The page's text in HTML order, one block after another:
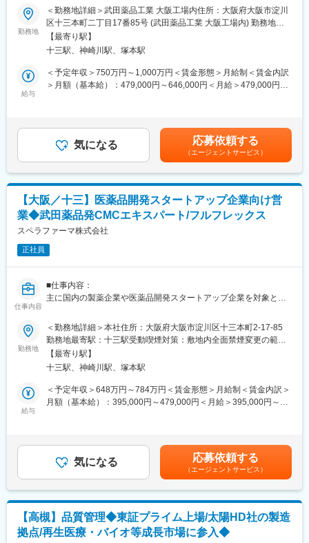
チームの中核を担って頂くことを想定しています。
・ 医薬品原薬／中間体の結晶化とプロセス開発および技術戦略の
立案
・ 結晶多形のスクリーニング／評価／制御および研究開発のマネ
ジメント
・ 原薬の塩／共結晶のスクリーニング／評価／制御および研究開
発のマネジメント
・ 顧客との技術折衝および受託案件のプロジェクトマネジメント
・ 中長期的な技術開発テーマの企画／推進
しています。
■業務の魅力：
MicroEDは国内民間企業で導入しているのは当社のみ、世界を含
めても3社程の導入となっており、MicroEDのような先端分析技術
等、新しい技術への取り組みも積極的に行っています。
※https://www.spera-pharma.co.jp/technology/drug/3ded-microed/
また、在籍を想定している結晶チームは、原薬の品質設計、製剤
設計や物性評価等の医薬品開発の中核を担っています。少数精鋭
のチームで、他部門との連携も密に行いながら、医薬品の品質向
■出張頻度：
・定常での出張は発生しません（顧客との折衝等での出張が発生
する可能性はあり）
■企業の特徴／魅力：
当社は武田薬品工業株式会社のCMC研究部門からスピンアウトし
きやすい環境が整っています。また、グローバルな顧客対応や試
験プロジェクトへの参加を通じて、スキルアップとキャリアアッ
プが図れる魅力的なポジションです。
変更の範囲：会社の定める業務
勤務地
＜勤務地詳細＞武田薬品工業 大阪工場内住所：大阪府大阪市淀川
区十三本町二丁目17番85号 (武田薬品工業 大阪工場内) 勤務地最
寄駅：阪急神戸線／十三駅受動喫煙対策：その他（就業場所全面
禁煙）変更の範囲：会社の定める事業所
【最寄り駅】
十三駅、神崎川駅、塚本駅
給与
＜予定年収＞750万円～1,000万円＜賃金形態＞月給制＜賃金内訳
＞月額（基本給）：479,000円～646,000円＜月給＞479,000円～
はあくまでも目安の金額であり、選考を通じて上下する可能性が
あります。月給(月額)は固定手当を含めた表記です。
気になる 応募依頼する
（エージェントサービス）
【大阪／十三】医薬品開発スタートアップ企業向け営
業◆武田薬品発CMCエキスパート/フルフレックス
スペラファーマ株式会社
正社員
仕事内容
■仕事内容：
主に国内の製薬企業や医薬品開発スタートアップ企業を対象とし
す。
受託業務の内容は製薬、製剤、分析と多岐に渡りますので、医薬
品開発に関する幅広い知識・経験を必要とする業務となります。
既にCDMO業界や、医薬品原料メーカーでご活躍の方には、得意
な領域を中心に重要顧客もお任せします。
【主な業務内容】
・受託案件のマネジメント
・人脈開拓
弊社は武田薬品工業からスピンアウトした会社であり、様々な技
術が蓄積されております。研究者からニーズを聞き取る知識とコ
ミュニケーション能力、そして、課題解決のための提案力を期待
勤務地
＜勤務地詳細＞本社住所：大阪府大阪市淀川区十三本町2-17-85
勤務地最寄駅：十三駅受動喫煙対策：敷地内全面禁煙変更の範
囲：会社の定める事業所
【最寄り駅】
十三駅、神崎川駅、塚本駅
給与
＜予定年収＞648万円～784万円＜賃金形態＞月給制＜賃金内訳＞
月額（基本給）：395,000円～479,000円＜月給＞395,000円～
気になる 応募依頼する
（エージェントサービス）
【高槻】品質管理◆東証プライム上場/太陽HD社の製造
拠点/再生医療・バイオ等成長市場に参入◆